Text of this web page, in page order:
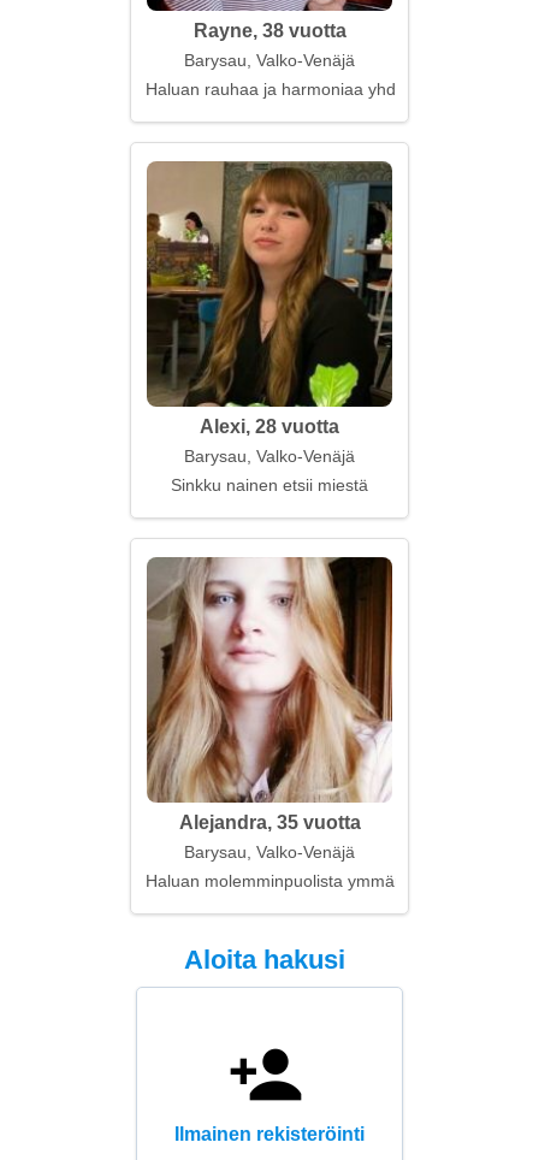
Rayne, 38 vuotta
Barysau, Valko-Venäjä
Haluan rauhaa ja harmoniaa yhdessä
Alexi, 28 vuotta
Barysau, Valko-Venäjä
Sinkku nainen etsii miestä
Alejandra, 35 vuotta
Barysau, Valko-Venäjä
Haluan molemminpuolista ymmärrystä ja
Aloita hakusi
Ilmainen rekisteröinti